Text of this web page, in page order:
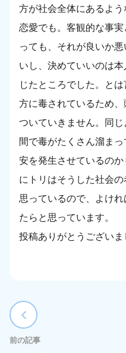
方が社会全体にあるよ
恋愛でも。客観的な事
っても、それが良いか
いし、決めていいのは
じたところでした。と
方に毒されているため
ついていきません。同
間で毒がたくさん溜ま
安を発生させているの
にトリはそうした社会
思っているので、よけ
たらと思っています。
投稿ありがとうございま
前の記事